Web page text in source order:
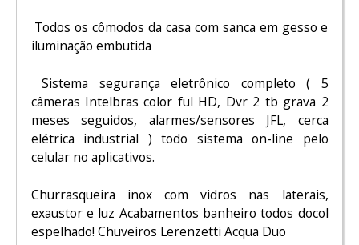
Todos os cômodos da casa com sanca em gesso e
iluminação embutida
Sistema segurança eletrônico completo ( 5
câmeras Intelbras color ful HD, Dvr 2 tb grava 2
meses seguidos, alarmes/sensores JFL, cerca
elétrica industrial ) todo sistema on-line pelo
celular no aplicativos.
Churrasqueira inox com vidros nas laterais,
exaustor e luz Acabamentos banheiro todos docol
espelhado! Chuveiros Lerenzetti Acqua Duo